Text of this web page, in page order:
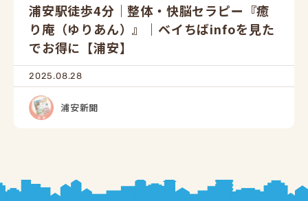
浦安駅徒歩4分｜整体・快脳セラピー『癒
り庵（ゆりあん）』｜ベイちばinfoを見た
でお得に【浦安】
2025.08.28
浦安新聞